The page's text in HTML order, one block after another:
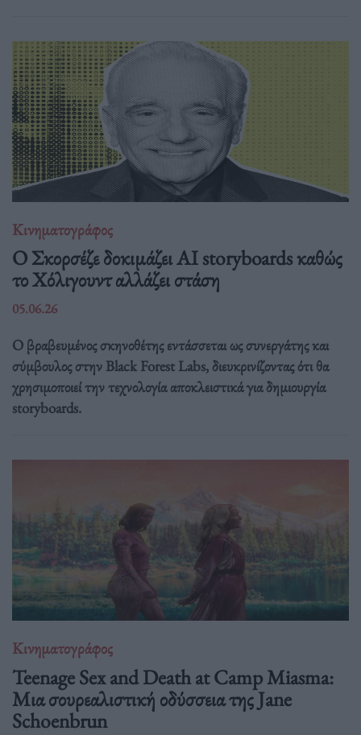
Κινηματογράφος
Ο Σκορσέζε δοκιμάζει AI storyboards καθώς
το Χόλιγουντ αλλάζει στάση
05.06.26
Ο βραβευμένος σκηνοθέτης εντάσσεται ως συνεργάτης και
σύμβουλος στην Black Forest Labs, διευκρινίζοντας ότι θα
χρησιμοποιεί την τεχνολογία αποκλειστικά για δημιουργία
storyboards.
Κινηματογράφος
Teenage Sex and Death at Camp Miasma:
Μια σουρεαλιστική οδύσσεια της Jane
Schoenbrun